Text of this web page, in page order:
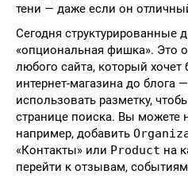
тени — даже если он
Сегодня структурированные
«опциональная фишка». Это
любого сайта, который
интернет-магазина до
использовать разметку,
странице поиска. Вы можете
например, добавить
«Контакты» или Product на
перейти к отзывам,